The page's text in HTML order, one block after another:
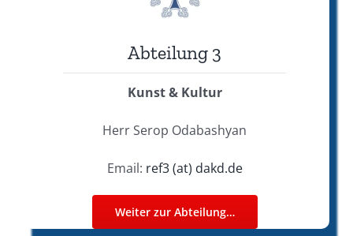
Abteilung 3
Kunst & Kultur
Herr Serop Odabashyan
Email: ref3 (at) dakd.de
Weiter zur Abteilung…